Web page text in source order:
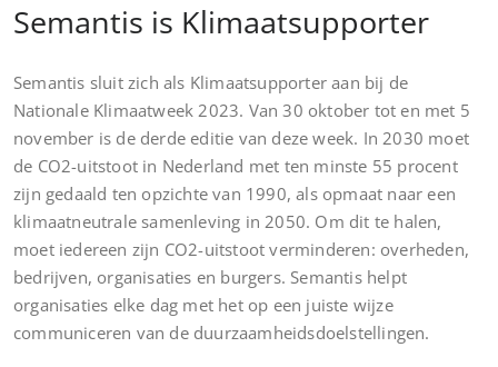
Semantis is Klimaatsupporter
Semantis sluit zich als Klimaatsupporter aan bij de
Nationale Klimaatweek 2023. Van 30 oktober tot en met 5
november is de derde editie van deze week. In 2030 moet
de CO2-uitstoot in Nederland met ten minste 55 procent
zijn gedaald ten opzichte van 1990, als opmaat naar een
klimaatneutrale samenleving in 2050. Om dit te halen,
moet iedereen zijn CO2-uitstoot verminderen: overheden,
bedrijven, organisaties en burgers. Semantis helpt
organisaties elke dag met het op een juiste wijze
communiceren van de duurzaamheidsdoelstellingen.